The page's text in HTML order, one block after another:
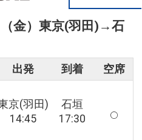
金） 東京(羽田) →石
出発 到着 空席
京(羽田)
14:45
石垣
17:30